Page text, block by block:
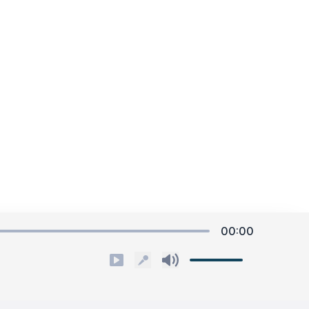
Miền quê huyền thoại
00:00
Đạo, Hoàn Kiếm, Hà Nội
Chính sách